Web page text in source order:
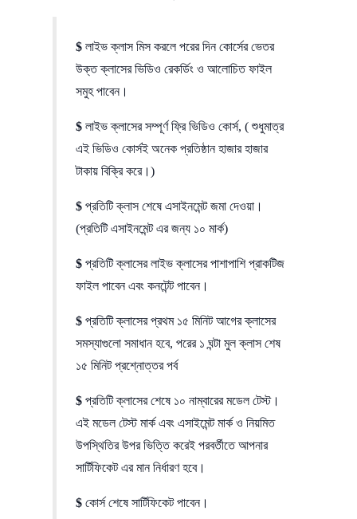
$ লাইভ ক্লাস মিস করলে পরের দিন কোর্সের ভেতর
উক্ত ক্লাসের ভিডিও রেকর্ডিং ও আলোচিত ফাইল
সমুহ পাবেন।
$ লাইভ ক্লাসের সম্পূর্ণ ফ্রি ভিডিও কোর্স, ( শুধুমাত্র
এই ভিডিও কোর্সই অনেক প্রতিষ্ঠান হাজার হাজার
টাকায় বিক্রি করে।)
$ প্রতিটি ক্লাস শেষে এসাইনমেন্ট জমা দেওয়া।
(প্রতিটি এসাইনমেন্ট এর জন্য ১০ মার্ক)
$ প্রতিটি ক্লাসের লাইভ ক্লাসের পাশাপাশি প্রাকটিজ
ফাইল পাবেন এবং কনটেন্ট পাবেন।
$ প্রতিটি ক্লাসের প্রথম ১৫ মিনিট আগের ক্লাসের
সমস্যাগুলো সমাধান হবে, পরের ১ ঘন্টা মুল ক্লাস শেষ
১৫ মিনিট প্রশ্নোত্তর পর্ব
$ প্রতিটি ক্লাসের শেষে ১০ নাম্বারের মডেল টেস্ট।
এই মডেল টেস্ট মার্ক এবং এসাইমেন্ট মার্ক ও নিয়মিত
উপস্থিতির উপর ভিত্তি করেই পরবর্তীতে আপনার
সার্টিফিকেট এর মান নির্ধারণ হবে।
$ কোর্স শেষে সার্টিফিকেট পাবেন।